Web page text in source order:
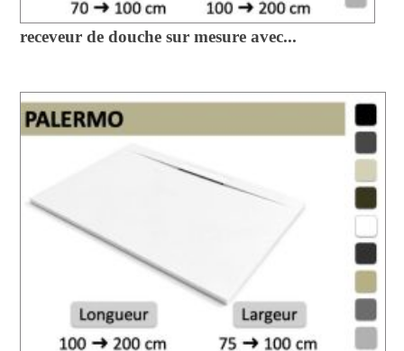
receveur de douche sur mesure avec...